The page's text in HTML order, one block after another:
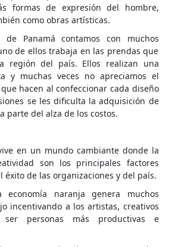
formas de expresión del hombre,
como obras artísticas.
de Panamá contamos con muchos
de ellos trabaja en las prendas que
región del país. Ellos realizan una
y muchas veces no apreciamos el
hacen al confeccionar cada diseño
se les dificulta la adquisición de
parte del alza de los costos.
en un mundo cambiante donde la
son los principales factores
éxito de las organizaciones y del país.
naranja genera muchos
incentivando a los artistas, creativos
personas más productivas e